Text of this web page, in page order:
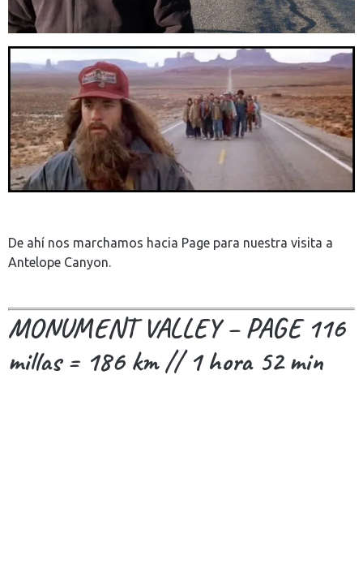
De ahí nos marchamos hacia Page para nuestra visita a
Antelope Canyon.
MONUMENT VALLEY – PAGE 116
millas = 186 km // 1 hora 52 min